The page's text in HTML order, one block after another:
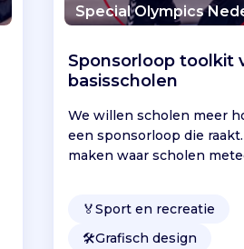
Special Olympics
Sponsorloop toolkit
basisscholen
We willen scholen meer
een sponsorloop die
maken waar scholen
🏅Sport en recreatie
🛠️Grafisch design